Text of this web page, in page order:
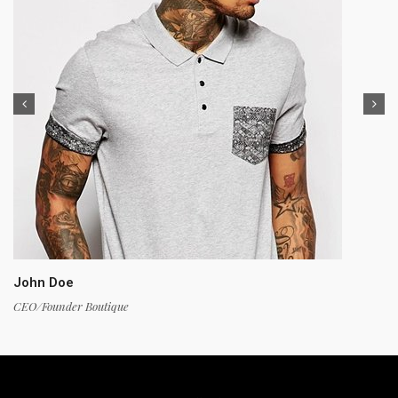
John Doe
CEO/Founder Boutique